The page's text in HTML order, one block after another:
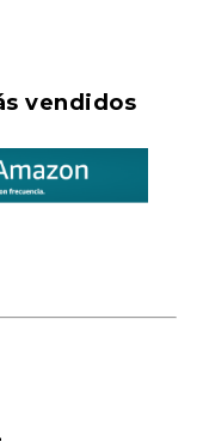
vendidos